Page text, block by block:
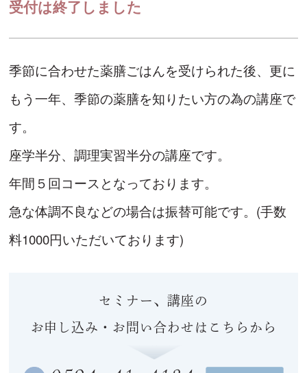
受付は終了しました
季節に合わせた薬膳ごはんを受けられた後、更に
もう一年、季節の薬膳を知りたい方の為の講座で
す。
座学半分、調理実習半分の講座です。
年間５回コースとなっております。
急な体調不良などの場合は振替可能です。(手数
料1000円いただいております)
セミナー、講座の
お申し込み・お問い合わせはこちらから